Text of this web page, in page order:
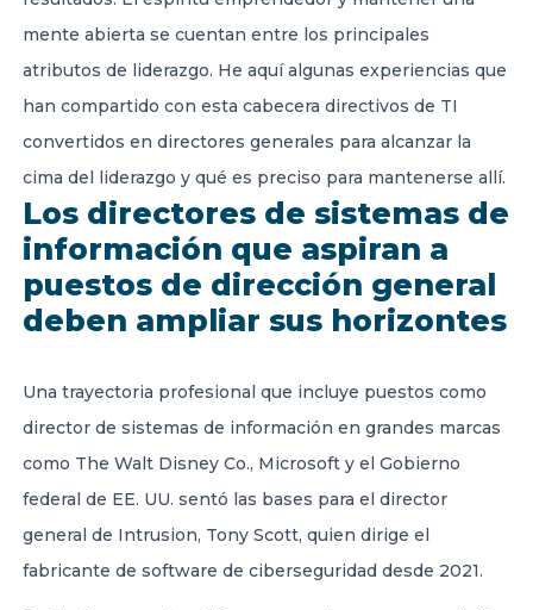
mente abierta se cuentan entre los principales
atributos de liderazgo. He aquí algunas experiencias que
han compartido con esta cabecera directivos de TI
convertidos en directores generales para alcanzar la
cima del liderazgo y qué es preciso para mantenerse allí.
Los directores de sistemas de
información que aspiran a
puestos de dirección general
deben ampliar sus horizontes
Una trayectoria profesional que incluye puestos como
director de sistemas de información en grandes marcas
como The Walt Disney Co., Microsoft y el Gobierno
federal de EE. UU. sentó las bases para el director
general de Intrusion, Tony Scott, quien dirige el
fabricante de software de ciberseguridad desde 2021.